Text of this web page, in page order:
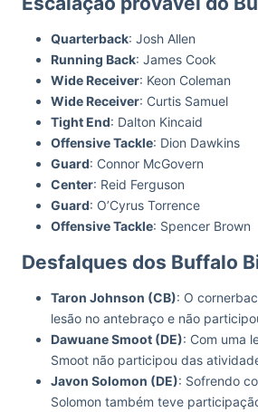
Quarterback: Josh Allen
Running Back: James Cook
Wide Receiver: Keon Coleman
Wide Receiver: Curtis Samuel
Tight End: Dalton Kincaid
Offensive Tackle: Dion Dawkins
Guard: Connor McGovern
Center: Reid Ferguson
Guard: O’Cyrus Torrence
Offensive Tackle: Spencer Brown
Desfalques dos Buffalo
Taron Johnson (CB): O
lesão no antebraço e não
Dawuane Smoot (DE): Com uma
Smoot não participou das
Javon Solomon (DE): Sofrendo
Solomon também teve